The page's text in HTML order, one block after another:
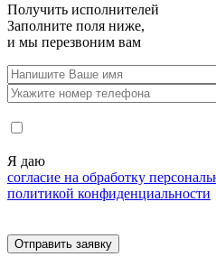
Получить исполнителей
Заполните поля ниже,
и мы перезвоним вам
Я даю
согласие на обработку
политикой конфиденциальности